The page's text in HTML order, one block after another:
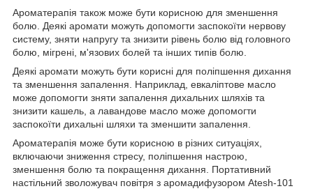
Ароматерапія також може бути корисною для зменшення
болю. Деякі аромати можуть допомогти заспокоїти нервову
систему, зняти напругу та знизити рівень болю від головного
болю, мігрені, м'язових болей та інших типів болю.
Деякі аромати можуть бути корисні для поліпшення дихання
та зменшення запалення. Наприклад, евкаліптове масло
може допомогти зняти запалення дихальних шляхів та
знизити кашель, а лавандове масло може допомогти
заспокоїти дихальні шляхи та зменшити запалення.
Ароматерапія може бути корисною в різних ситуаціях,
включаючи зниження стресу, поліпшення настрою,
зменшення болю та покращення дихання. Портативний
настільний зволожувач повітря з аромадифузором Atesh-101